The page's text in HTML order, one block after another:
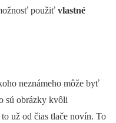
použiť vlastné
neznámeho môže byť
sú obrázky kvôli
už od čias tlače novín. To